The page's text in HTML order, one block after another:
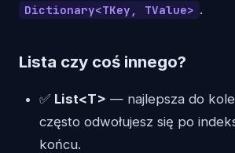
Dictionary<TKey, TValue> .
Lista czy coś innego?
✅ List<T> — najlepsza do
często odwołujesz się po
końcu.